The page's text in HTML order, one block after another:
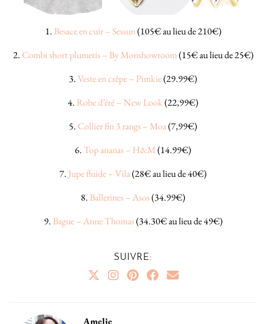
1. Besace en cuir – Sessun(105€ au lieu de 210€)
2.Combi short plumetis – By Monshowroom(15€ au lieu de 25€)
3.Veste en crêpe – Pimkie(29.99€)
4. Robe d’été – New Look(22,99€)
5.Collier fin 3 rangs – Moa(7,99€)
6.Top ananas – H&M(14.99€)
7. Jupe fluide – Vila(28€ au lieu de 40€)
8. Ballerines – Asos(34.99€)
9. Bague – Anne Thomas(34.30€ au lieu de 49€)
SUIVRE:
Amelie